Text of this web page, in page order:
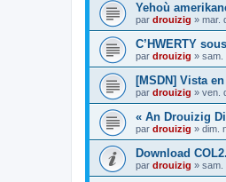
Yehoù
par drouizig » mar.
C’HWERTY
par drouizig » sam.
[MSDN] Vista
par drouizig » ven.
« An Drouizig
par drouizig » dim.
Download
par drouizig » sam.